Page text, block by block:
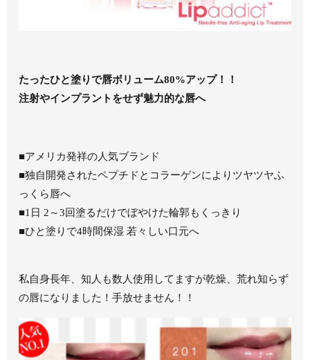
たったひと塗りで唇ボリューム80%アップ！！
注射やインプラントをせず魅力的な唇へ
■アメリカ発祥の人気ブランド
■独自開発されたペプチドとコラーゲンによりツヤツヤふ
っくら唇へ
■1日 2～3回塗るだけでぼやけた輪郭もくっきり
■ひと塗りで4時間保湿 若々しい口元へ
私自身長年、知人も数人使用してますが乾燥、荒れ知らず
の唇になりました！手放せません！！